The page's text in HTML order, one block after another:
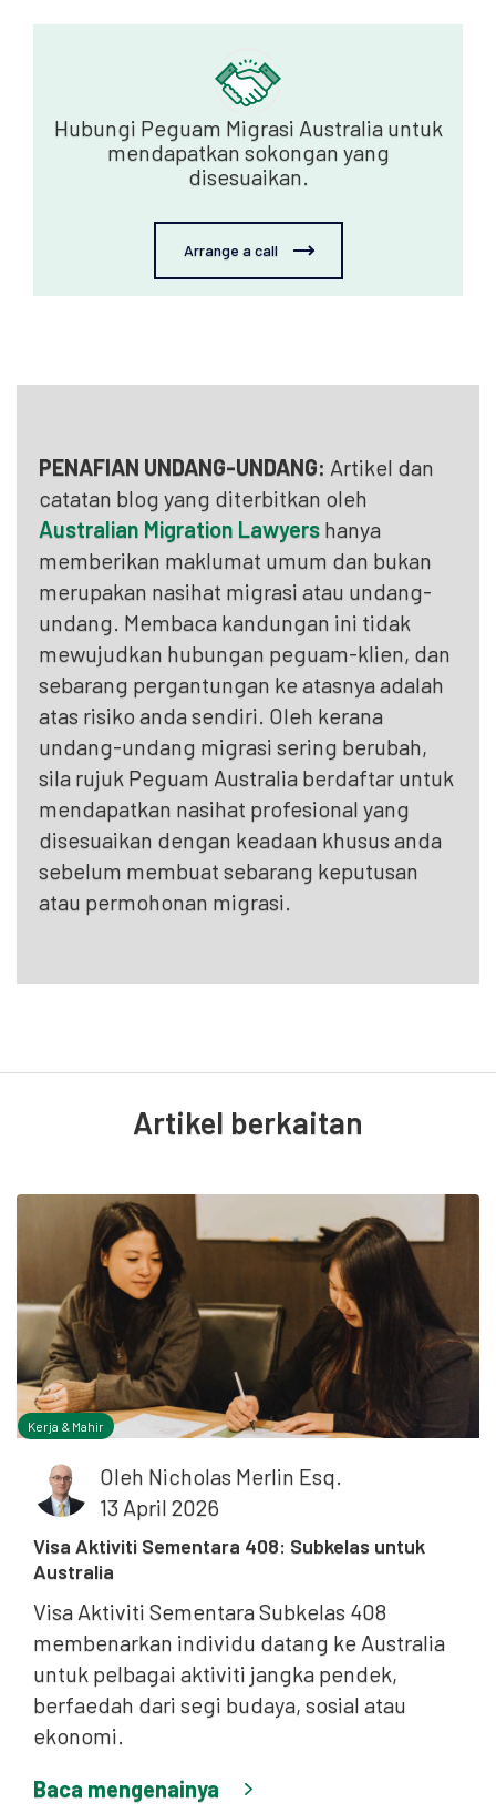
Hubungi Peguam Migrasi Australia untuk
mendapatkan sokongan yang
disesuaikan.
Arrange a call
PENAFIAN UNDANG-UNDANG: Artikel dan
catatan blog yang diterbitkan oleh
Australian Migration Lawyers hanya
memberikan maklumat umum dan bukan
merupakan nasihat migrasi atau undang-
undang. Membaca kandungan ini tidak
mewujudkan hubungan peguam-klien, dan
sebarang pergantungan ke atasnya adalah
atas risiko anda sendiri. Oleh kerana
undang-undang migrasi sering berubah,
sila rujuk Peguam Australia berdaftar untuk
mendapatkan nasihat profesional yang
disesuaikan dengan keadaan khusus anda
sebelum membuat sebarang keputusan
atau permohonan migrasi.
Artikel berkaitan
Kerja & Mahir
Oleh Nicholas Merlin Esq.
13 April 2026
Visa Aktiviti Sementara 408: Subkelas untuk
Australia
Visa Aktiviti Sementara Subkelas 408
membenarkan individu datang ke Australia
untuk pelbagai aktiviti jangka pendek,
berfaedah dari segi budaya, sosial atau
ekonomi.
Baca mengenainya